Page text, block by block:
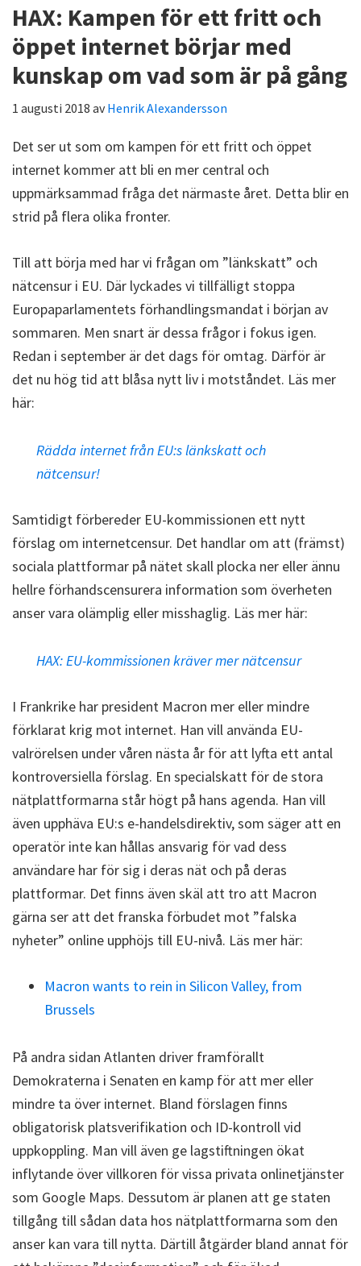
HAX: Kampen för ett fritt och
öppet internet börjar med
kunskap om vad som är på gång
1 augusti 2018 avHenrik Alexandersson
Det ser ut som om kampen för ett fritt och öppet
internet kommer att bli en mer central och
uppmärksammad fråga det närmaste året. Detta blir en
strid på flera olika fronter.
Till att börja med har vi frågan om ”länkskatt” och
nätcensur i EU. Där lyckades vi tillfälligt stoppa
Europaparlamentets förhandlingsmandat i början av
sommaren. Men snart är dessa frågor i fokus igen.
Redan i september är det dags för omtag. Därför är
det nu hög tid att blåsa nytt liv i motståndet. Läs mer
här:
Rädda internet från EU:s länkskatt och
nätcensur!
Samtidigt förbereder EU-kommissionen ett nytt
förslag om internetcensur. Det handlar om att (främst)
sociala plattformar på nätet skall plocka ner eller ännu
hellre förhandscensurera information som överheten
anser vara olämplig eller misshaglig. Läs mer här:
HAX: EU-kommissionen kräver mer nätcensur
I Frankrike har president Macron mer eller mindre
förklarat krig mot internet. Han vill använda EU-
valrörelsen under våren nästa år för att lyfta ett antal
kontroversiella förslag. En specialskatt för de stora
nätplattformarna står högt på hans agenda. Han vill
även upphäva EU:s e-handelsdirektiv, som säger att en
operatör inte kan hållas ansvarig för vad dess
användare har för sig i deras nät och på deras
plattformar. Det finns även skäl att tro att Macron
gärna ser att det franska förbudet mot ”falska
nyheter” online upphöjs till EU-nivå. Läs mer här:
Macron wants to rein in Silicon Valley, from
Brussels
På andra sidan Atlanten driver framförallt
Demokraterna i Senaten en kamp för att mer eller
mindre ta över internet. Bland förslagen finns
obligatorisk platsverifikation och ID-kontroll vid
uppkoppling. Man vill även ge lagstiftningen ökat
inflytande över villkoren för vissa privata onlinetjänster
som Google Maps. Dessutom är planen att ge staten
tillgång till sådan data hos nätplattformarna som den
anser kan vara till nytta. Därtill åtgärder bland annat för